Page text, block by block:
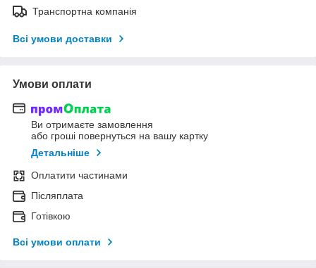
Транспортна компанія
Всі умови доставки
Умови оплати
Ви отримаєте замовлення
або гроші повернуться на вашу картку
Детальніше
Оплатити частинами
Післяплата
Готівкою
Всі умови оплати